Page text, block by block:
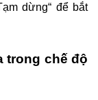
dừng“ để bắt
trong chế độ